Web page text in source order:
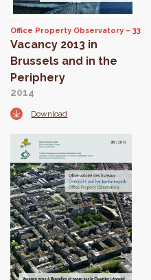
Office Property Observatory 33
Vacancy 2013 in
Brussels and in the
Periphery
2014
Download